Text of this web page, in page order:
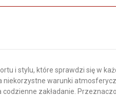
i stylu, które sprawdzi się w
niekorzystne warunki
zakładanie.